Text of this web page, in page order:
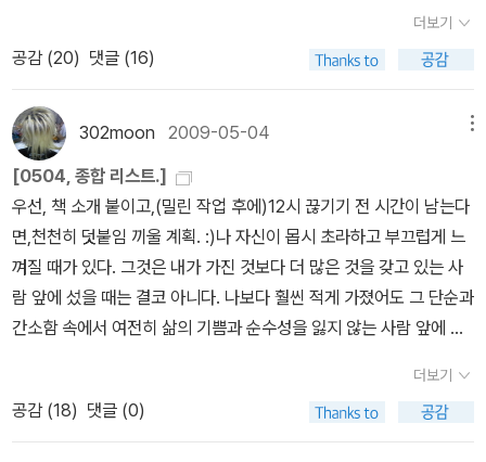
오는 공지영씨를 만나기 전에 봐야 하기도 했고...열차홈이나 열차에
서 '도가니'에 빠져 군산에 못 갈 뻔했다.익산에서 환승할 때 엉뚱한홈
으로 나가 책만 읽다가 건너편으로 군산행 열차가 들어오기에 죽음을
무릎쓰고 철길 횡단......ㅜㅜ>> 접힌 부분 펼치기 >> 돌아올 땐 익산
에서 광주송정행 열차를 타야하는데 조금 먼저 온 광주행 열차를 타
버렸다. 덕분에 교통비 몇 천원 굳었고, 시내버스 타고 오는 시간이 조
금 늘어났을 뿐.ㅜㅜ군산에서 광주역까지는 12,000원(?)쯤 이었고,
광주송정역까지는 8,200원이었다. 광주역에서 부족분을 내야겠구
나 생각했는데 아무도 표를 받지 않고 그냥 나오게 되어 있더란 말이
지비~ ^^ << 펼친 부분 접기 <<드디어 군산역 도착!아치님께 전화
하니 12시쯤 나오겠다고 기다리란다. 다시 '도가니'에 열중~ 너무 참
담해서 눈물을 찔끔거리며 읽고 있는데~~ 아치님과 옥찌와 민이 나
왔다. 방가방가~~ ^^그리고 뽀님이 도착해서 악수를 나누었지만 이
더보기
공감 (20) 댓글 (16)
302moon 2009-05-04
[0504, 종합 리스트.]
우선, 책 소개 붙이고,(밀린 작업 후에)12시 끊기기 전 시간이 남는다
면,천천히 덧붙임 끼울 계획. :)나 자신이 몹시 초라하고 부끄럽게 느
껴질 때가 있다. 그것은 내가 가진 것보다 더 많은 것을 갖고 있는 사
람 앞에 섰을 때는 결코 아니다. 나보다 훨씬 적게 가졌어도 그 단순과
간소함 속에서 여전히 삶의 기쁨과 순수성을 잃지 않는 사람 앞에 섰
다. (44쪽)내 마음 따로 있고 네 마음 따로 있는 것이 아니다. 마음은
하나이다. 한 뿌리에서 파생된 가지가 내 마음이고 당신의 마음이다.
어렵고 불행한 사람의 이야기를 들으면 우리가 눈물짓는 것도 그 때
더보기
공감 (18) 댓글 (0)